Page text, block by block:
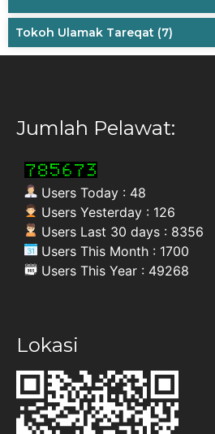
Tokoh Ulamak Tareqat (7)
Jumlah Pelawat:
Users Today : 48
Users Yesterday : 126
Users Last 30 days : 8356
Users This Month : 1700
Users This Year : 49268
Lokasi